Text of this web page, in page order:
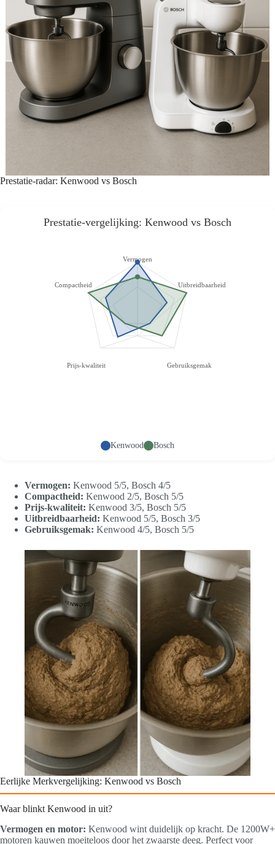
Prestatie-radar: Kenwood vs Bosch
Prestatie-vergelijking: Kenwood vs Bosch
Vermogen
Uitbreidbaarheid
Gebruiksgemak
Prijs-kwaliteit
Compactheid
Kenwood Bosch
Vermogen: Kenwood 5/5, Bosch 4/5
Compactheid: Kenwood 2/5, Bosch 5/5
Prijs-kwaliteit: Kenwood 3/5, Bosch 5/5
Uitbreidbaarheid: Kenwood 5/5, Bosch 3/5
Gebruiksgemak: Kenwood 4/5, Bosch 5/5
Eerlijke Merkvergelijking: Kenwood vs Bosch
Waar blinkt Kenwood in uit?
Vermogen en motor: Kenwood wint duidelijk op kracht. De 1200W+
motoren kauwen moeiteloos door het zwaarste deeg. Perfect voor